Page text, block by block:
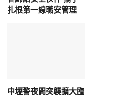
扎根第一線職安管理
中壢警夜間突襲擴大臨